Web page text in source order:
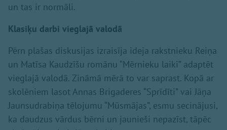
un tas ir normāli.
Klasiķu darbi vieglajā valodā
Pērn plašas diskusijas izraisīja ideja rakstnieku Reiņa
un Matīsa Kaudzīšu romānu “Mērnieku laiki” adaptēt
vieglajā valodā. Zināmā mērā to var saprast. Kopā ar
skolēniem lasot Annas Brigaderes “Sprīdīti” vai Jāņa
Jaunsudrabiņa tēlojumu “Mūsmājas”, esmu secinājusi,
ka daudzus vārdus bērni un jaunieši nepazīst, tāpēc